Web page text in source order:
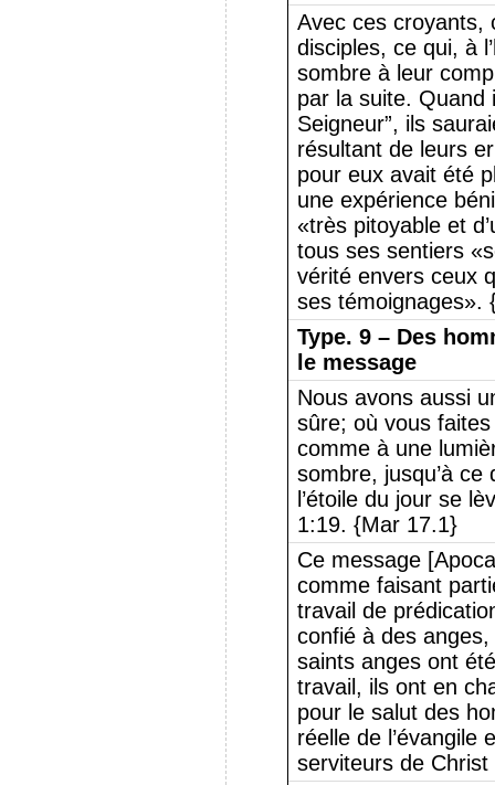
Avec ces croyants,
disciples, ce qui, à
sombre à leur
par la suite. Quand
Seigneur”, ils
résultant de leurs
pour eux avait été
une expérience
«très pitoyable et
tous ses sentiers
vérité envers ceux
ses témoignages».
Type. 9 – Des
le message
Nous avons aussi
sûre; où vous
comme à une
sombre, jusqu’à
l’étoile du jour se
1:19. {Mar 17.1}
Ce message
comme faisant
travail de
confié à des
saints anges ont
travail, ils ont en
pour le salut des
réelle de l’évangile
serviteurs de